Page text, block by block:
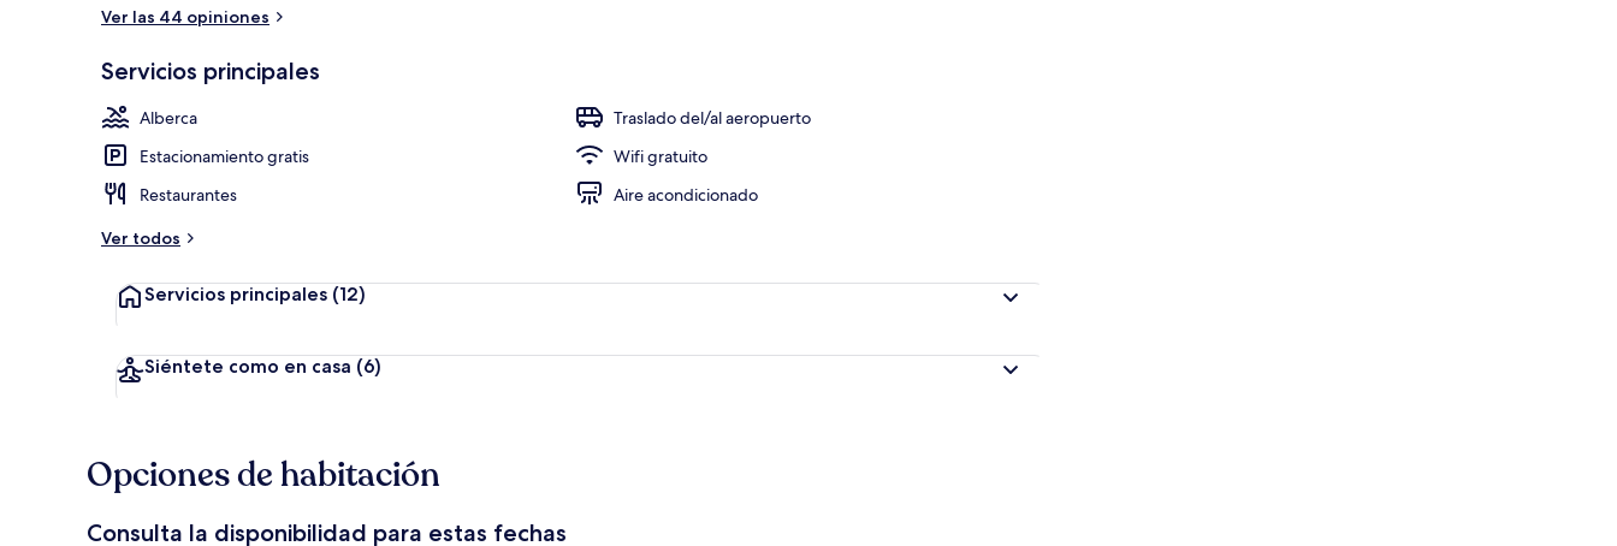
Ver las 44 opiniones
Servicios principales
Alberca
Traslado del/al aeropuerto
Estacionamiento gratis
Wifi gratuito
Restaurantes
Aire acondicionado
Ver todos
Servicios principales (12)
Siéntete como en casa (6)
Opciones de habitación
Consulta la disponibilidad para estas fechas